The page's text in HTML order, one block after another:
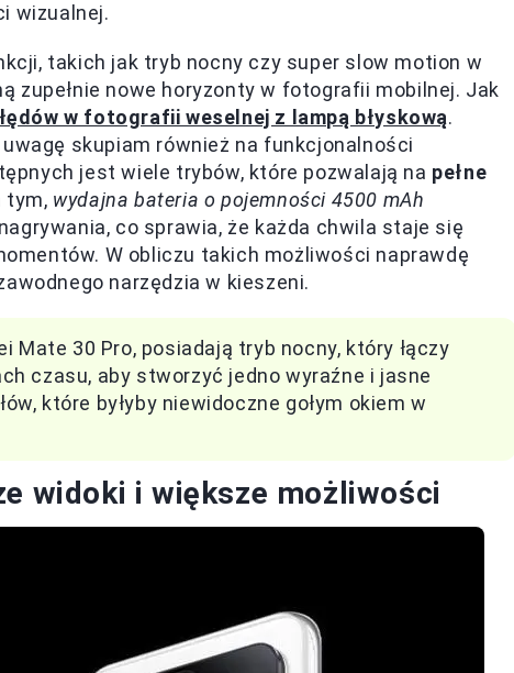
wizualnej.
takich jak tryb nocny czy super slow motion w
zupełnie nowe horyzonty w fotografii mobilnej. Jak
w fotografii weselnej z lampą błyskową.
skupiam również na funkcjonalności
jest wiele trybów, które pozwalają na pełne
tym, wydajna bateria o pojemności 4500 mAh
co sprawia, że każda chwila staje się
W obliczu takich możliwości naprawdę
narzędzia w kieszeni.
Mate 30 Pro, posiadają tryb nocny, który łączy
czasu, aby stworzyć jedno wyraźne i jasne
które byłyby niewidoczne gołym okiem w
widoki i większe możliwości